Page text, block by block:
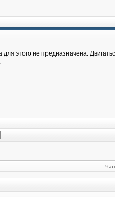
этого не предназначена.